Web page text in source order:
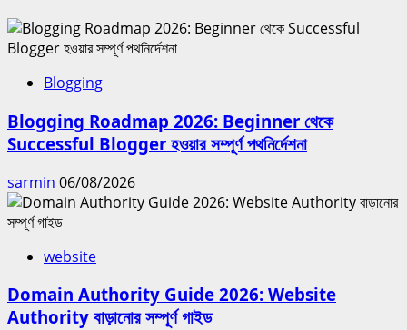
Blogging
Blogging Roadmap 2026: Beginner থেকে
Successful Blogger হওয়ার সম্পূর্ণ পথনির্দেশনা
sarmin 06/08/2026
website
Domain Authority Guide 2026: Website
Authority বাড়ানোর সম্পূর্ণ গাইড